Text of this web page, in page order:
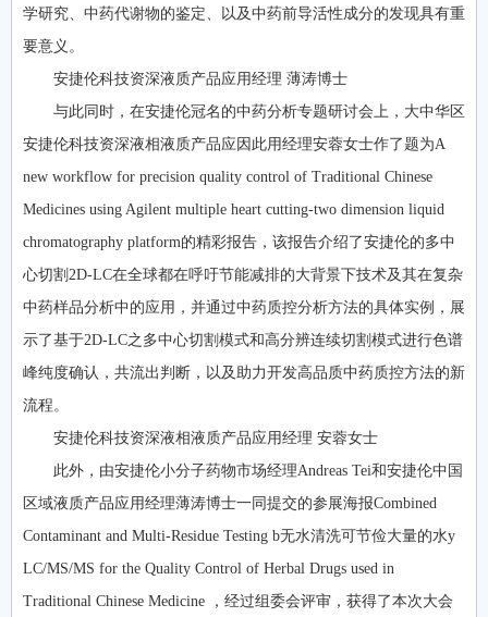
学研究、中药代谢物的鉴定、以及中药前导活性成分的发现具有重
要意义。
安捷伦科技资深液质产品应用经理 薄涛博士
与此同时，在安捷伦冠名的中药分析专题研讨会上，大中华区
安捷伦科技资深液相液质产品应因此用经理安蓉女士作了题为A
new workflow for precision quality control of Traditional Chinese
Medicines using Agilent multiple heart cutting-two dimension liquid
chromatography platform的精彩报告，该报告介绍了安捷伦的多中
心切割2D-LC在全球都在呼吁节能减排的大背景下技术及其在复杂
中药样品分析中的应用，并通过中药质控分析方法的具体实例，展
示了基于2D-LC之多中心切割模式和高分辨连续切割模式进行色谱
峰纯度确认，共流出判断，以及助力开发高品质中药质控方法的新
流程。
安捷伦科技资深液相液质产品应用经理 安蓉女士
此外，由安捷伦小分子药物市场经理Andreas Tei和安捷伦中国
区域液质产品应用经理薄涛博士一同提交的参展海报Combined
Contaminant and Multi-Residue Testing b无水清洗可节俭大量的水y
LC/MS/MS for the Quality Control of Herbal Drugs used in
Traditional Chinese Medicine ，经过组委会评审，获得了本次大会